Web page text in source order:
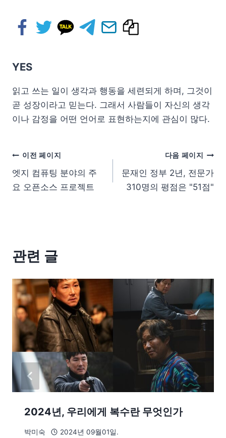
YES
읽고 쓰는 일이 생각과 행동을 세련되게 하며, 그것이
곧 성장이라고 믿는다. 그래서 사람들이 자신의 생각
이나 감정을 어떤 언어로 표현하는지에 관심이 많다.
이전 페이지
엣지 컴퓨팅 분야의 주
요 오픈소스 프로젝트
다음 페이지
문재인 정부 2년, 전문가
310명의 평점은 "51점"
관련 글
2024년, 우리에게 복수란 무엇인가
박미숙 2024년 09월01일.